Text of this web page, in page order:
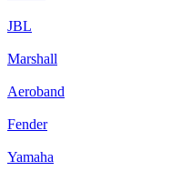
JBL
Marshall
Aeroband
Fender
Yamaha